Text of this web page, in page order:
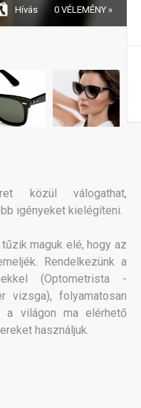
Hívás 0 VÉLEMÉNY »
közül válogathat,
igényeket kielégíteni.
maguk elé, hogy az
Rendelkezünk a
(Optometrista -
vizsga), folyamatosan
a világon ma elérhető
használjuk.